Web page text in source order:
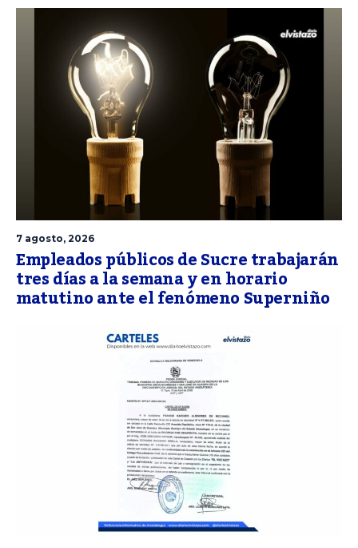
7 agosto, 2026
Empleados públicos de Sucre trabajarán
tres días a la semana y en horario
matutino ante el fenómeno Superniño